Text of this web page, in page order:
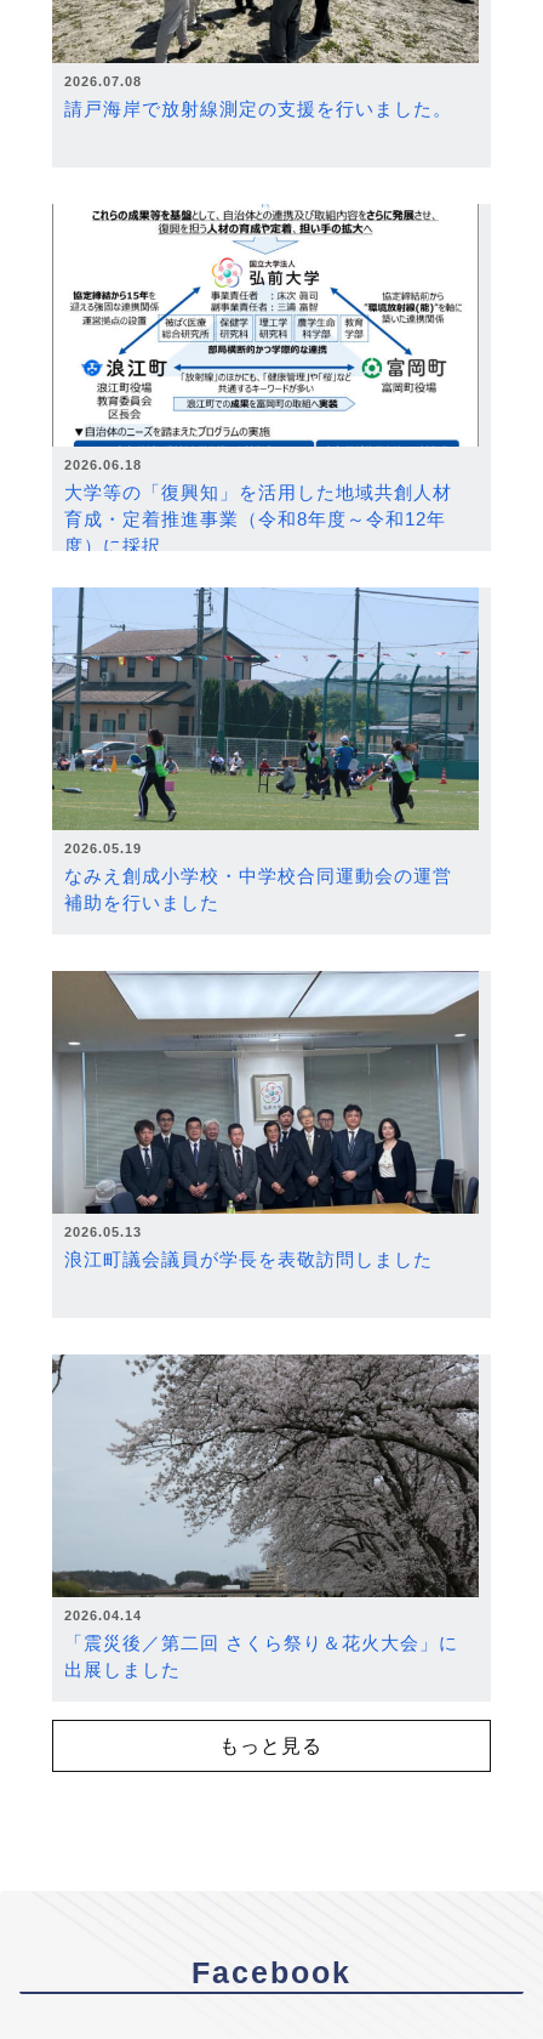
2026.07.08
請戸海岸で放射線測定の支援を行いました。
2026.06.18
大学等の「復興知」を活用した地域共創人材
育成・定着推進事業（令和8年度～令和12年
度）に採択
2026.05.19
なみえ創成小学校・中学校合同運動会の運営
補助を行いました
2026.05.13
浪江町議会議員が学長を表敬訪問しました
2026.04.14
「震災後／第二回 さくら祭り＆花火大会」に
出展しました
もっと見る
Facebook